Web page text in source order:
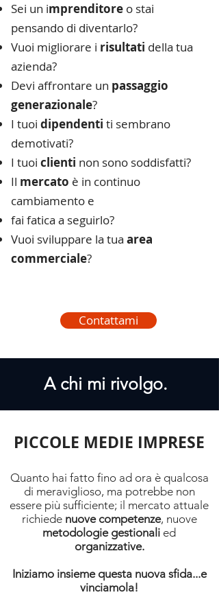
Sei un imprenditore o stai
pensando di diventarlo?
Vuoi migliorare i risultati della tua
azienda?
Devi affrontare un passaggio
generazionale?
I tuoi dipendenti ti sembrano
demotivati?
I tuoi clienti non sono soddisfatti?
Il mercato è in continuo
cambiamento e
fai fatica a seguirlo?
Vuoi sviluppare la tua area
commerciale?
PICCOLE MEDIE IMPRESE
Quanto hai fatto fino ad ora è qualcosa
di meraviglioso, ma potrebbe non
essere più sufficiente; il mercato attuale
richiede nuove competenze, nuove
metodologie gestionali ed
organizzative.
Iniziamo insieme questa nuova sfida...e
vinciamola!
A chi mi rivolgo.
Contattami